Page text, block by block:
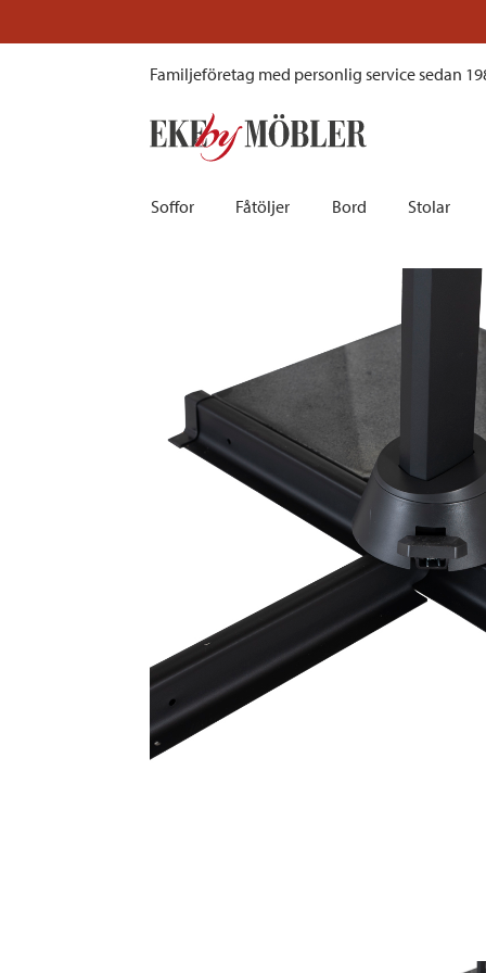
Familjeföretag med personlig service sedan
Soffor
Hörnsoffor
Soffor 2-sits | 3-sits | 4-sits
Skinnsoffor
Sammetssoffor
Tillbehör till soffa
Fåtöljer
Fåtöljer med fotpallar
Reclinerfåtöljer
Skinnfåtöljer
Tygfåtöljer
Tillbehör till fåtölj
Bord
Matgrupper
Skrivbord
Småbord | Sidobord
Soffbord
Stolar
Barstolar |
Pallar |
Stolsdynor
Tygstolar